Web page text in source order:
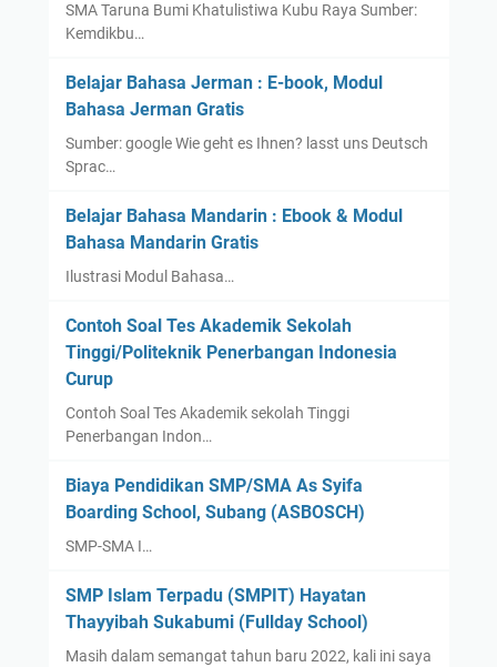
i
s
i
d
K
u
o
a
S
M
P
N
S
d
i
S
SMA Taruna Bumi Khatulistiwa Kubu Raya Sumber:
Kemdikbu…
Belajar Bahasa Jerman : E-book, Modul
Bahasa Jerman Gratis
Sumber: google Wie geht es Ihnen? lasst uns Deutsch
Sprac…
Belajar Bahasa Mandarin : Ebook & Modul
Bahasa Mandarin Gratis
Ilustrasi Modul Bahasa…
Contoh Soal Tes Akademik Sekolah
Tinggi/Politeknik Penerbangan Indonesia
Curup
Contoh Soal Tes Akademik sekolah Tinggi
Penerbangan Indon…
Biaya Pendidikan SMP/SMA As Syifa
Boarding School, Subang (ASBOSCH)
SMP-SMA I…
SMP Islam Terpadu (SMPIT) Hayatan
Thayyibah Sukabumi (Fullday School)
Masih dalam semangat tahun baru 2022, kali ini saya